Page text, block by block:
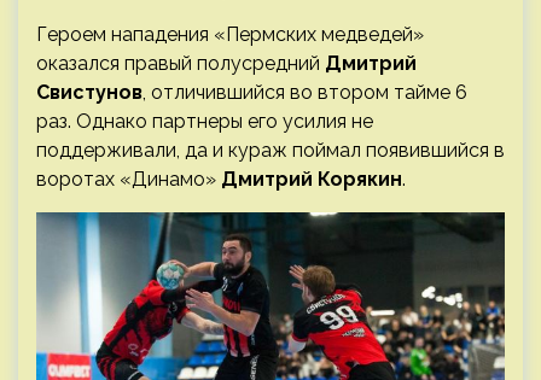
Героем нападения «Пермских медведей»
оказался правый полусредний Дмитрий
Свистунов , отличившийся во втором тайме 6
раз. Однако партнеры его усилия не
поддерживали, да и кураж поймал появившийся в
воротах «Динамо» Дмитрий Корякин.